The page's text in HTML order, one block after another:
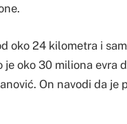
oko 24 kilometra i
oko 30 miliona evra
On navodi da je